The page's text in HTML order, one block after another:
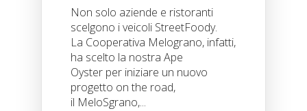
Non solo aziende e ristoranti
scelgono i veicoli StreetFoody.
La Cooperativa Melograno, infatti,
ha scelto la nostra Ape
Oyster per iniziare un nuovo
progetto on the road,
il MeloSgrano,...